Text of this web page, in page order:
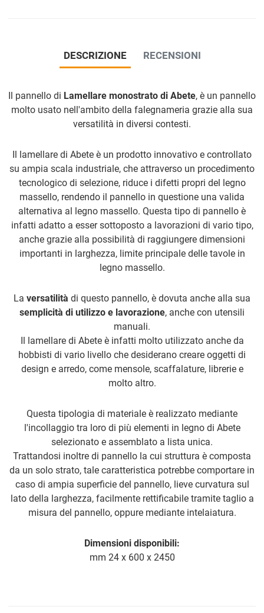
DESCRIZIONE RECENSIONI
Il pannello di Lamellare monostrato di Abete, è un pannello
molto usato nell'ambito della falegnameria grazie alla sua
versatilità in diversi contesti.
Il lamellare di Abete è un prodotto innovativo e controllato
su ampia scala industriale, che attraverso un procedimento
tecnologico di selezione, riduce i difetti propri del legno
massello, rendendo il pannello in questione una valida
alternativa al legno massello. Questa tipo di pannello è
infatti adatto a esser sottoposto a lavorazioni di vario tipo,
anche grazie alla possibilità di raggiungere dimensioni
importanti in larghezza, limite principale delle tavole in
legno massello.
La versatilità di questo pannello, è dovuta anche alla sua
semplicità di utilizzo e lavorazione, anche con utensili
manuali.
Il lamellare di Abete è infatti molto utilizzato anche da
hobbisti di vario livello che desiderano creare oggetti di
design e arredo, come mensole, scaffalature, librerie e
molto altro.
Questa tipologia di materiale è realizzato mediante
l'incollaggio tra loro di più elementi in legno di Abete
selezionato e assemblato a lista unica.
Trattandosi inoltre di pannello la cui struttura è composta
da un solo strato, tale caratteristica potrebbe comportare in
caso di ampia superficie del pannello, lieve curvatura sul
lato della larghezza, facilmente rettificabile tramite taglio a
misura del pannello, oppure mediante intelaiatura.
Dimensioni disponibili:
mm 24 x 600 x 2450